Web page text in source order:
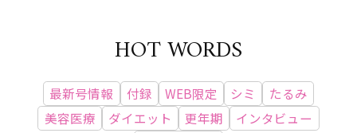
HOT WORDS
最新号情報 付録 WEB限定 シミ
たるみ
美容医療
ダイエット 更年期
インタビュー